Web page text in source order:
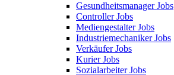
Gesundheitsmanager Jobs
Controller Jobs
Mediengestalter Jobs
Industriemechaniker Jobs
Verkäufer Jobs
Kurier Jobs
Sozialarbeiter Jobs